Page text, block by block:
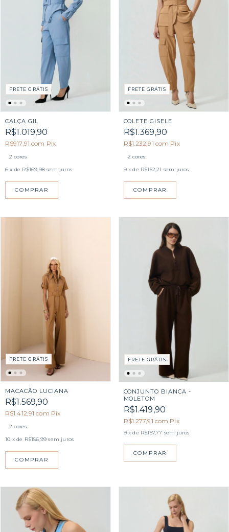
FRETE GRÁTIS
CALÇA GIL
R$1.019,90
R$917,91com Pix
2 cores
6 x de R$169,98 sem juros
COMPRAR
FRETE GRÁTIS
COLETE GISELE
R$1.369,90
R$1.232,91 com Pix
2 cores
9 x de R$152,21 sem juros
COMPRAR
FRETE GRÁTIS
MACACÃO LUCIANA
R$1.569,90
R$1.412,91com Pix
2 cores
10 x de R$156,99 sem juros
COMPRAR
FRETE GRÁTIS
CONJUNTO BIANCA -
MOLETOM
R$1.419,90
R$1.277,91 com Pix
9 x de R$157,77 sem juros
COMPRAR